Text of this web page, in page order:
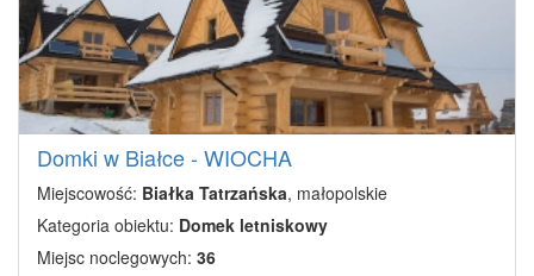
Domki w Białce - WIOCHA
Miejscowość: Białka Tatrzańska, małopolskie
Kategoria obiektu: Domek letniskowy
Miejsc noclegowych: 36